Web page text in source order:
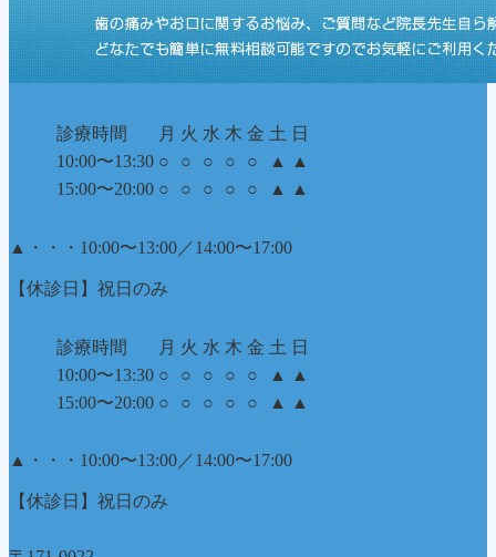
診療時間 月 火 水 木 金 土 日
10:00〜13:30 ○ ○ ○ ○ ○ ▲
▲
15:00〜20:00 ○ ○ ○ ○ ○ ▲ ▲
▲ ・・・10:00〜13:00／14:00〜17:00
【休診日】祝日のみ
診療時間 月 火 水 木 金 土 日
10:00〜13:30 ○ ○ ○ ○ ○ ▲
▲
15:00〜20:00 ○ ○ ○ ○ ○ ▲ ▲
▲ ・・・10:00〜13:00／14:00〜17:00
【休診日】祝日のみ